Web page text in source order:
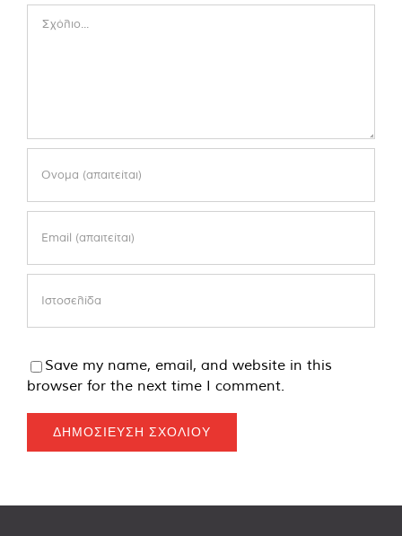
Save my name, email, and website in this
browser for the next time I comment.